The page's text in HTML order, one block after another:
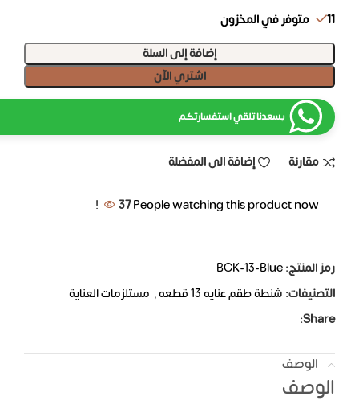
11 متوفر في المخزون
إضافة إلى السلة
اشتري الآن
يسعدنا تلقي استفسارتكم
مقارنة إضافة الى المفضلة
37People watching this product now!
رمز المنتج:BCK-13-Blue
التصنيفات: شنطة طقم عنايه 13 قطعه , مستلزمات العناية
Share:
الوصف
الوصف